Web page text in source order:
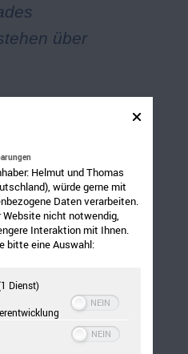
über
drei
vier
Helmut und Thomas
würde gerne mit
Daten verarbeiten.
nicht notwendig,
Interaktion mit Ihnen.
bitte eine Auswahl:
Dienst)